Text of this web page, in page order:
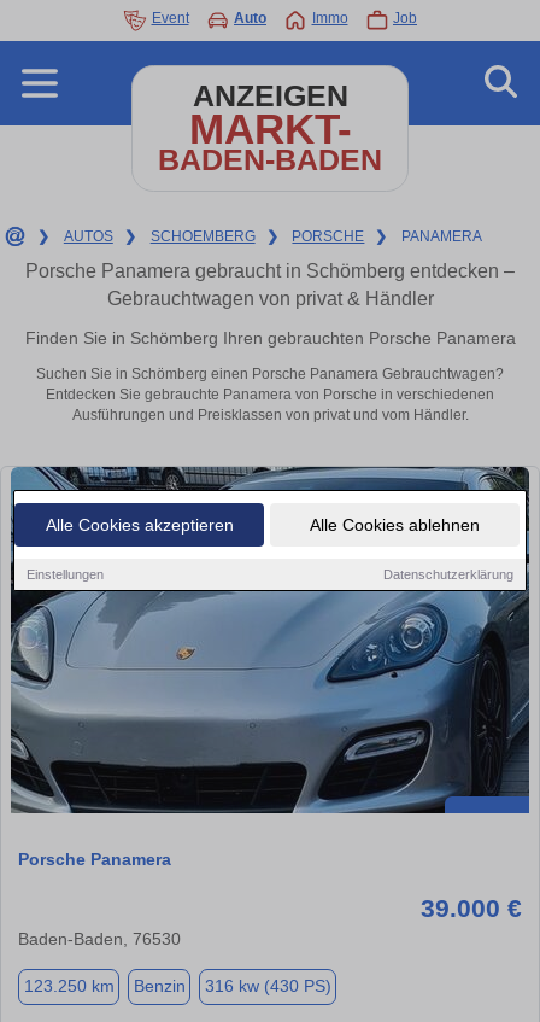
Alle Cookies akzeptieren Alle Cookies ablehnen
Einstellungen Datenschutzerklärung
Event Auto Immo Job
ANZEIGEN
MARKT-
BADEN-BADEN
❯ AUTOS ❯ SCHOEMBERG ❯ PORSCHE ❯ PANAMERA
Porsche Panamera gebraucht in Schömberg entdecken –
Gebrauchtwagen von privat & Händler
Finden Sie in Schömberg Ihren gebrauchten Porsche Panamera
Suchen Sie in Schömberg einen Porsche Panamera Gebrauchtwagen?
Entdecken Sie gebrauchte Panamera von Porsche in verschiedenen
Ausführungen und Preisklassen von privat und vom Händler.
Porsche Panamera
39.000 €
Baden-Baden, 76530
123.250 km Benzin 316 kw (430 PS)